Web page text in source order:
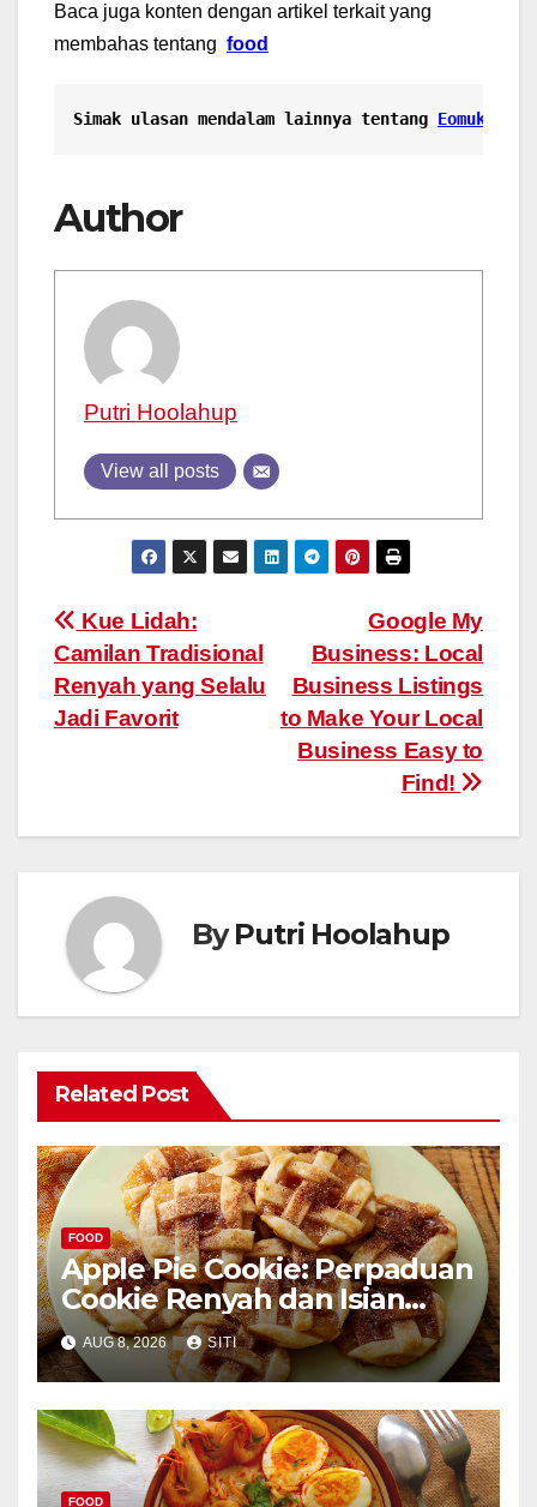
Baca juga konten dengan artikel terkait yang
membahas tentang food
Simak ulasan mendalam lainnya tentang Eomuk:
Author
Putri Hoolahup
View all posts
Post
navigation
Google My
Business: Local
Business Listings
to Make Your Local
Business Easy to
Find!
Kue Lidah:
Camilan Tradisional
Renyah yang Selalu
Jadi Favorit
ByPutri Hoolahup
Related Post
FOOD
Apple Pie Cookie: Perpaduan
Cookie Renyah dan Isian
Apel
AUG 8, 2026 SITI
FOOD